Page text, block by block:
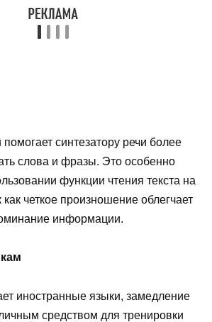
синтезатору речи более
слова и фразы. Это особенно
функции чтения текста на
как четкое произношение облегчает
информации.
иностранные языки, замедление
средством для тренировки